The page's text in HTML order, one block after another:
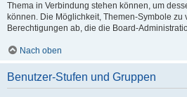
Thema in Verbindung stehen können, um
können. Die Möglichkeit, Themen-Symbole
Berechtigungen ab, die die Board-
Nach oben
Benutzer-Stufen und Gruppen